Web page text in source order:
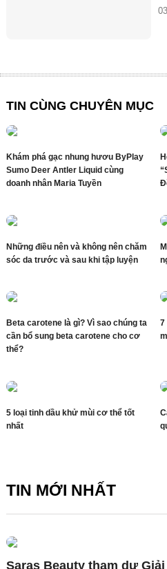
TIN CÙNG CHUYÊN MỤC
Khám phá gạc nhung hươu ByPlay
Sumo Deer Antler Liquid cùng
doanh nhân Maria Tuyền
Những điều nên và không nên chăm
sóc da trước và sau khi tập luyện
Beta carotene là gì? Vì sao chúng ta
cần bổ sung beta carotene cho cơ
thể?
7
5 loại tinh dầu khử mùi cơ thể tốt
nhất
TIN MỚI NHẤT
Saras Beauty tham dự